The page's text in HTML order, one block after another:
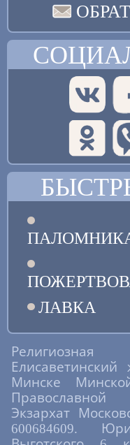
ЛАВКА
Религиозная
Минске
Православной
Экзархат
600684609.